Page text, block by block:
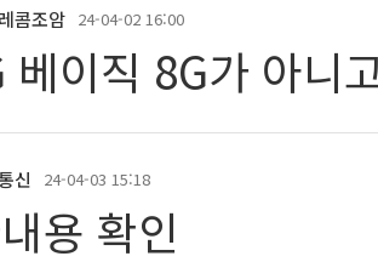
콤조암 24-04-02 16:00
베이직 8G가 아니
신 24-04-03 15:18
용 확인